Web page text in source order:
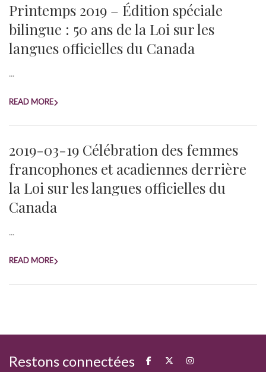
Printemps 2019 – Édition spéciale
bilingue : 50 ans de la Loi sur les
langues officielles du Canada
...
READ MORE
2019-03-19 Célébration des femmes
francophones et acadiennes derrière
la Loi sur les langues officielles du
Canada
...
READ MORE
Restons connectées